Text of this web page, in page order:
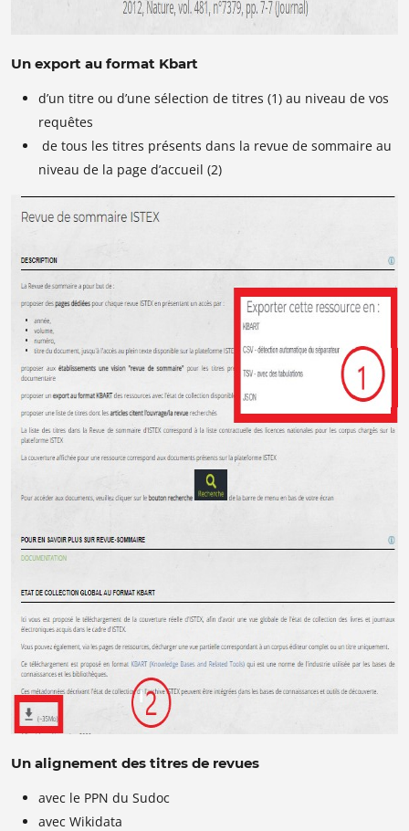
Un export au format Kbart
d’un titre ou d’une sélection de titres (1) au niveau de vos
requêtes
de tous les titres présents dans la revue de sommaire au
niveau de la page d’accueil (2)
Un alignement des titres de revues
avec le PPN du Sudoc
avec Wikidata